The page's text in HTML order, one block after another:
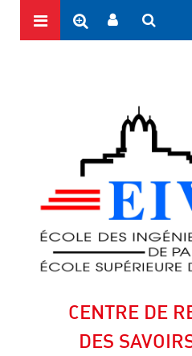
CENTRE DE
DES